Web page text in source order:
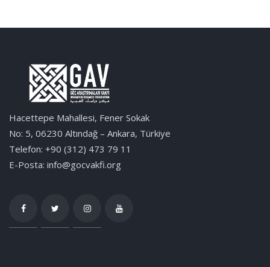
Hacettepe Mahallesi, Fener Sokak
No: 5, 06230 Altındağ – Ankara, Türkiye
Telefon: +90 (312) 473 79 11
E-Posta: info@gocvakfi.org